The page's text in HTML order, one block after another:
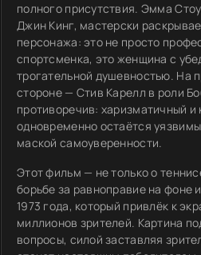
полного присутствия. Эмма
Джин Кинг, мастерски
персонажа: это не просто
спортсменка, это женщина с
трогательной душевностью. На
стороне — Стив Карелл в роли
противоречив: харизматичный и
одновременно остаётся
маской самоуверенности.
Этот фильм — не только о
борьбе за равноправие на фоне
1973 года, который привлёк к
миллионов зрителей. Картина
вопросы, силой заставляя